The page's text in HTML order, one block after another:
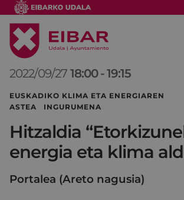
2022/09/27 18:00 -19:15
EUSKADIKO KLIMA ETA ENERGIAREN
ASTEA INGURUMENA
Hitzaldia
energia eta klima
Portalea (Areto nagusia)